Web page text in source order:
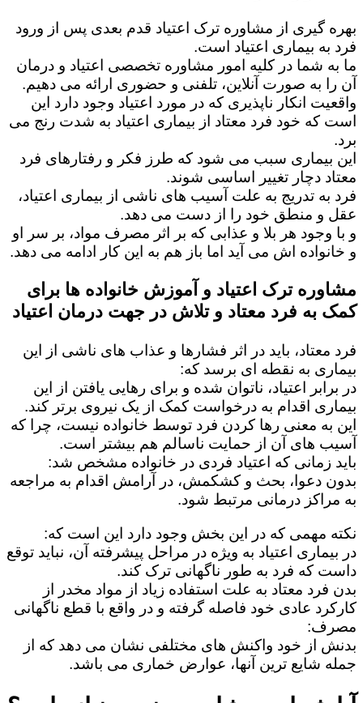
بهره گیری از مشاوره ترک اعتیاد قدم بعدی پس از ورود
فرد به بیماری اعتیاد است.
ما به شما در کلیه امور مشاوره تخصصی اعتیاد و درمان
آن را به صورت آنلاین، تلفنی و حضوری ارائه می دهیم.
واقعیت انکار ناپذیری که در مورد اعتیاد وجود دارد این
است که خود فرد معتاد از بیماری اعتیاد به شدت رنج می
برد.
این بیماری سبب می شود که طرز فکر و رفتارهای فرد
معتاد دچار تغییر اساسی شوند.
فرد به تدریج به علت آسیب های ناشی از بیماری اعتیاد،
عقل و منطق خود را از دست می دهد.
و با وجود هر بلا و عذابی که بر اثر مصرف مواد، بر سر او
و خانواده اش می آید اما باز هم به این کار ادامه می دهد.
مشاوره ترک اعتیاد و آموزش خانواده ها برای
کمک به فرد معتاد و تلاش در جهت درمان اعتیاد
فرد معتاد، باید در اثر فشارها و عذاب های ناشی از این
بیماری به نقطه ای برسد که:
در برابر اعتیاد، ناتوان شده و برای رهایی یافتن از این
بیماری اقدام به درخواست کمک از یک نیروی برتر کند.
این به معنی رها کردن فرد توسط خانواده نیست، چرا که
آسیب های آن از حمایت ناسالم هم بیشتر است.
باید زمانی که اعتیاد فردی در خانواده مشخص شد:
بدون دعوا، بحث و کشکمش، در آرامش اقدام به مراجعه
به مراکز درمانی مرتبط شود.
نکته مهمی که در این بخش وجود دارد این است که:
در بیماری اعتیاد به ویژه در مراحل پیشرفته آن، نباید توقع
داست که فرد به طور ناگهانی ترک کند.
بدن فرد معتاد به علت استفاده زیاد از مواد مخدر از
کارکرد عادی خود فاصله گرفته و در واقع با قطع ناگهانی
مصرف:
بدنش از خود واکنش های مختلفی نشان می دهد که از
جمله شایع ترین آنها، عوارض خماری می باشد.